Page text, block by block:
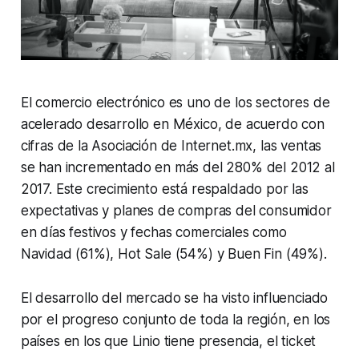
El comercio electrónico es uno de los sectores de
acelerado desarrollo en México, de acuerdo con
cifras de la Asociación de Internet.mx, las ventas
se han incrementado en más del 280% del 2012 al
2017. Este crecimiento está respaldado por las
expectativas y planes de compras del consumidor
en días festivos y fechas comerciales como
Navidad (61%), Hot Sale (54%) y Buen Fin (49%).
El desarrollo del mercado se ha visto influenciado
por el progreso conjunto de toda la región, en los
países en los que Linio tiene presencia, el ticket